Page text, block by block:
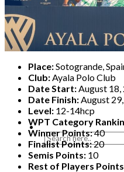
Place:Sotogrande,
Club:Ayala Polo Club
Date Start:August 18,
Date Finish:August
Level: 12-14hcp
WPT Category
Winner Points:40
Finalist Points:20
Semis Points: 10
Rest of Players